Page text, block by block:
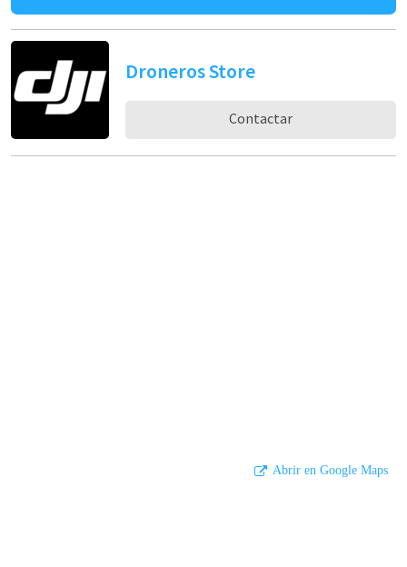
Droneros Store
Contactar
Abrir en Google Maps